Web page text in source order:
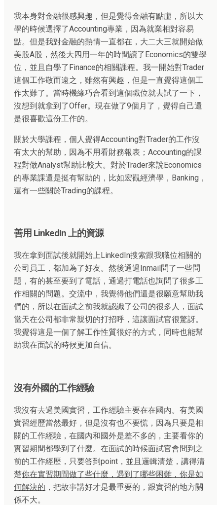
我本身對金融很感興趣，但是覺得金融有點虛，所以大
學的時候選擇了Accounting專業，因為就業相對容易
點。但是我對金融的熱情一直都在，大二大三就開始做
美股A股，然後大四用一年的時間讀了Economics的雙學
位，並且自學了Finance的相關課程。我一開始對Trader
這個工作敬而遠之，雖然有興趣，但是一直覺得這個工
作太難了。當時機緣巧合看到這個職位就去試了一下，
沒想到就拿到了Offer。現在做了9個月了，覺得自己還
是很喜歡這份工作的。
關於大學課程，個人覺得Accounting對Trader的工作沒
有太大的幫助，因為不用看財務報表；Accounting的課
程對做Analyst幫助比較大。對於Trader來說Economics
的專業課還是挺有幫助的，比如宏觀經濟學，Banking，
還有一些關於Trading的課程。
善用 LinkedIn 上的資源
我在拿到面試後就開始上LinkedIn搜索跟我職位相關的
公司員工，都加為了好友。然後通過Inmail問了一些問
題，有的甚至要到了電話，通過打電話也詢問了很多工
作相關的問題。交流中，我覺得他們還是很願意幫助我
們的，所以在面試之前我就認識了公司的很多人，面試
當天在公司都非常親切的打招呼，這讓面試官很驚訝。
我覺得這是一個了解工作性質很好的方式，同時也能幫
助我在面試的時候更加自信。
沒有外國的工作經驗
我沒有去過美國實習，工作經驗主要在在國內。有美國
實習經歷當然最好，但是沒有也不要慌，因為只要是相
關的工作經驗，在國內和國外是差不多的，主要看你的
實習期間都學到了什麼。在面試的時候面試官會問到之
前的工作經歷，只要答到point，並且邏輯清楚，講得清
楚你在實習期間做了些什麼，遇到了哪些困難，你是如
何解決的 ，把故事講好才是最重要的，跟實習的地方關
係不大。